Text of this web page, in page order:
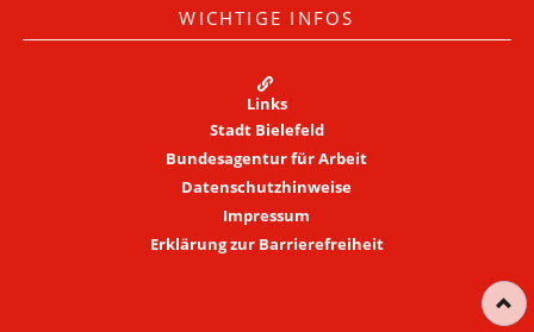
WICHTIGE INFOS
Links
Stadt Bielefeld
Bundesagentur für Arbeit
Datenschutzhinweise
Impressum
Erklärung zur Barrierefreiheit